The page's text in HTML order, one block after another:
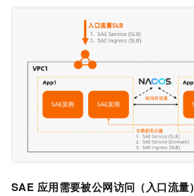
SAE 应用需要被公网访问（入口流量）